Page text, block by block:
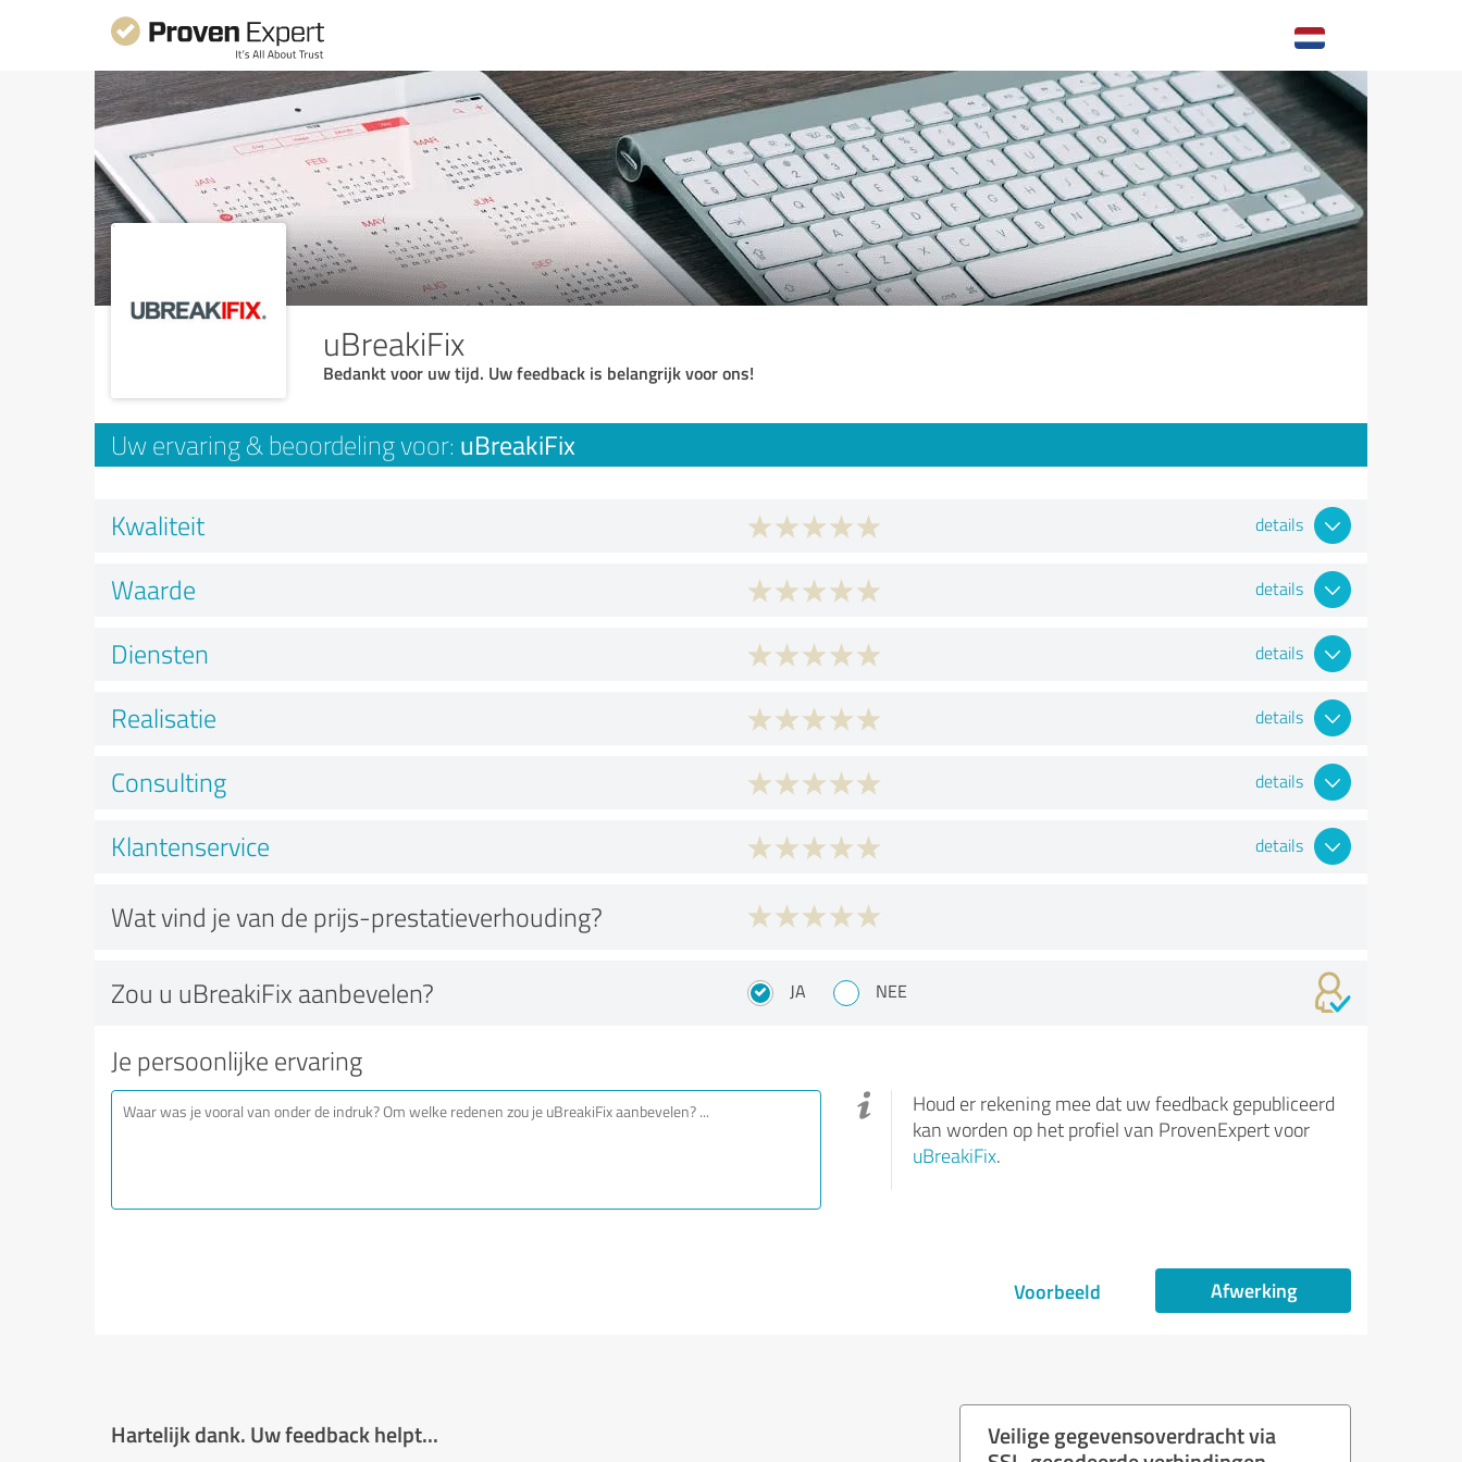
uBreakiFix
Bedankt voor uw tijd. Uw feedback is belangrijk voor ons!
Uw ervaring & beoordeling voor: uBreakiFix
Kwaliteit details
Waarde details
Diensten details
Realisatie details
Consulting details
Klantenservice details
Wat vind je van de prijs-prestatieverhouding?
Zou u uBreakiFix aanbevelen? JA NEE
Je persoonlijke ervaring
Houd er rekening mee dat uw feedback gepubliceerd
kan worden op het profiel van ProvenExpert voor
uBreakiFix.
Voorbeeld Afwerking
Hartelijk dank. Uw feedback helpt...
Veilige gegevensoverdracht via